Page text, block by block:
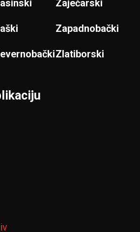
Zaječarski
Zapadnobački
Zlatiborski